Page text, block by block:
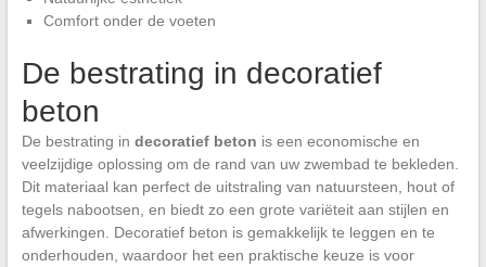
Comfort onder de voeten
De bestrating in decoratief
beton
De bestrating in decoratief beton is een economische en
veelzijdige oplossing om de rand van uw zwembad te bekleden.
Dit materiaal kan perfect de uitstraling van natuursteen, hout of
tegels nabootsen, en biedt zo een grote variëteit aan stijlen en
afwerkingen. Decoratief beton is gemakkelijk te leggen en te
onderhouden, waardoor het een praktische keuze is voor